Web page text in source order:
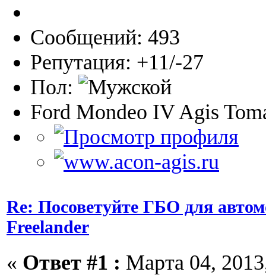
Сообщений: 493
Репутация: +11/-27
Пол:
Ford Mondeo IV Agis
Re: Посоветуйте ГБО для
Freelander
« Ответ #1 : Марта 04,